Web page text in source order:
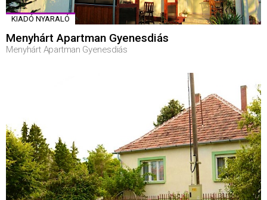
KIADÓ NYARALÓ
Menyhárt Apartman Gyenesdiás
Menyhárt Apartman Gyenesdiás